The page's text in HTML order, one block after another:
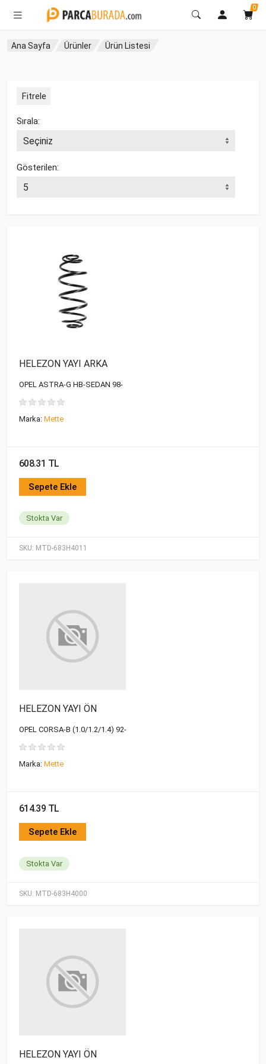
0
Ana Sayfa Ürünler Ürün Listesi
Fitrele
Sırala:
Gösterilen:
SKU: MTD-683H4011
HELEZON YAYI ARKA
OPEL ASTRA-G HB-SEDAN 98-
Marka: Mette
608.31 TL
Sepete Ekle
Stokta Var
SKU: MTD-683H4000
HELEZON YAYI ÖN
OPEL CORSA-B (1.0/1.2/1.4) 92-
Marka: Mette
614.39 TL
Sepete Ekle
Stokta Var
HELEZON YAYI ÖN